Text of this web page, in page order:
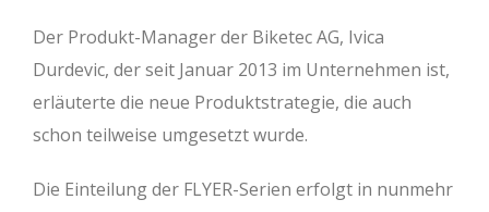
Der Produkt-Manager der Biketec AG, Ivica
Durdevic, der seit Januar 2013 im Unternehmen ist,
erläuterte die neue Produktstrategie, die auch
schon teilweise umgesetzt wurde.
Die Einteilung der FLYER-Serien erfolgt in nunmehr